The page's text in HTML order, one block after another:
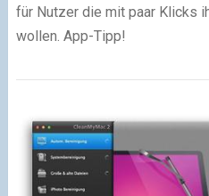
für Nutzer die mit paar Klicks
wollen. App-Tipp!